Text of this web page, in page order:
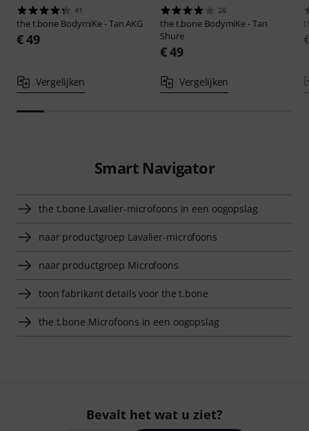
41
the t.bone BodymiKe - Tan AKG
€ 49
Vergelijken
26
the t.bone BodymiKe - Tan
Shure
€ 49
Vergelijken
Smart Navigator
the t.bone Lavalier-microfoons in een oogopslag
naar productgroep Lavalier-microfoons
naar productgroep Microfoons
toon fabrikant details voor the t.bone
the t.bone Microfoons in een oogopslag
Bevalt het wat u ziet?